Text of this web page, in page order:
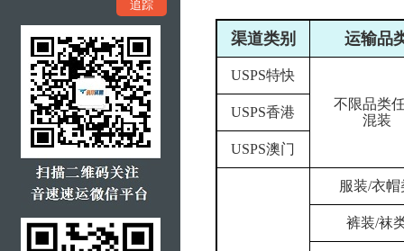
渠道类别 运输品
USPS特快
不限品类
混装
USPS香港
USPS澳门
服装/衣帽
裤装/袜